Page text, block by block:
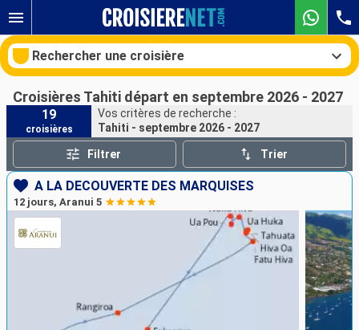
Rechercher une croisière
Nos destinations
Mois de départ
Ports Compagnies
Rechercher
Croisières Tahiti départ en septembre 2026 - 2027
19
croisières
Vos critères de recherche :
Tahiti - septembre 2026 - 2027
Filtrer Trier
A LA DÉCOUVERTE DES MARQUISES
12 jours, Aranui 5